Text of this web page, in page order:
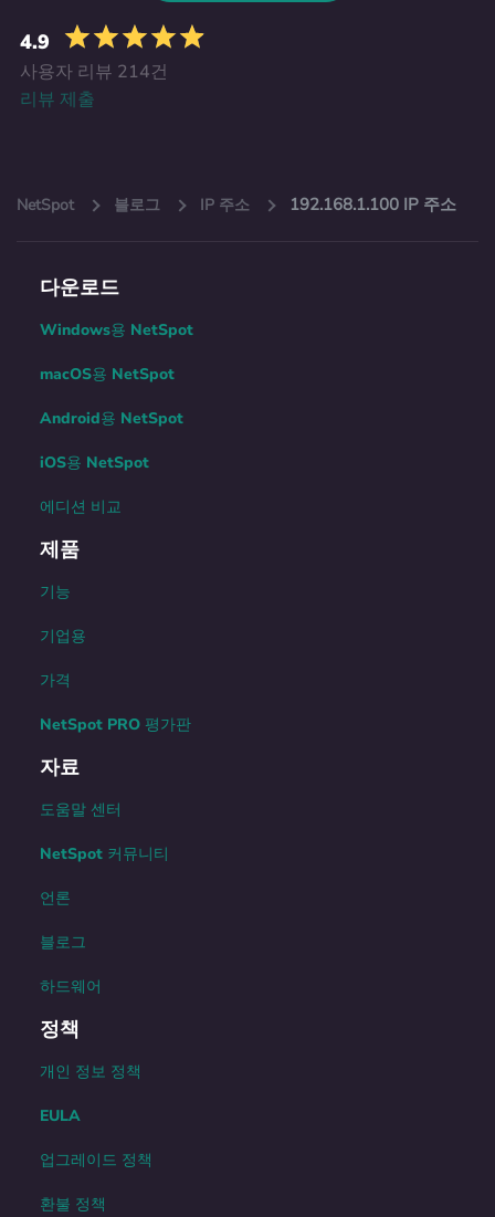
4.9
사용자 리뷰 214건
리뷰 제출
NetSpot 블로그 IP 주소 192.168.1.100 IP 주소
다운로드
Windows용 NetSpot
macOS용 NetSpot
Android용 NetSpot
iOS용 NetSpot
에디션 비교
제품
기능
기업용
가격
NetSpot PRO 평가판
자료
도움말 센터
NetSpot 커뮤니티
언론
블로그
하드웨어
정책
개인 정보 정책
EULA
업그레이드 정책
환불 정책